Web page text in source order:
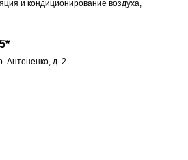
Антоненко, д. 2
и кондиционирование воздуха,